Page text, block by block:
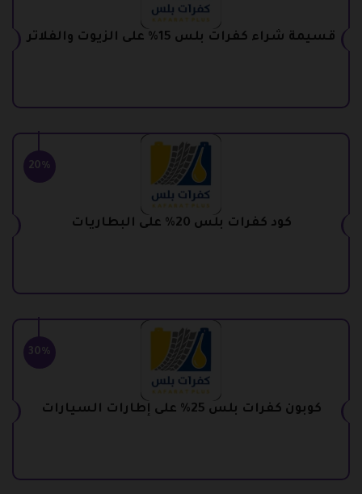
قسيمة شراء كفرات بلس 15% على الزيوت والفلاتر
20%
كود كفرات بلس 20% على البطاريات
30%
كوبون كفرات بلس 25% على إطارات السيارات